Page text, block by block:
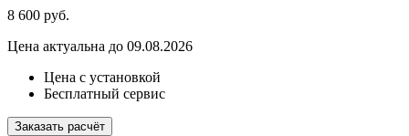
8 600 руб.
Цена актуальна до 09.08.2026
Цена с установкой
Бесплатный сервис
Заказать расчёт